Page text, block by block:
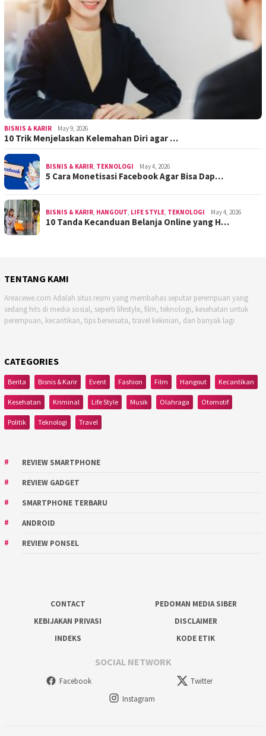
BISNIS & KARIR May 9, 2026
10 Trik Menjelaskan Kelemahan Diri agar …
BISNIS & KARIR, TEKNOLOGI May 4, 2026
5 Cara Monetisasi Facebook Agar Bisa Dap…
BISNIS & KARIR, HANGOUT, LIFE STYLE, TEKNOLOGI May 4, 2026
10 Tanda Kecanduan Belanja Online yang H…
TENTANG KAMI
Areacewe.com Adalah situs resmi yang membahas seputar perempuan yang
sedang hits di media sosial, seperti lifestyle, film, teknologi, kesehatan untuk
perempuan, kecantikan, tips berwisata, travel kekinian, dan banyak lagi
CATEGORIES
Berita Bisnis & Karir Event Fashion Film Hangout Kecantikan
Kesehatan Kriminal Life Style Musik Olahraga Otomotif
Politik Teknologi Travel
REVIEW SMARTPHONE
REVIEW GADGET
SMARTPHONE TERBARU
ANDROID
REVIEW PONSEL
CONTACT
PEDOMAN MEDIA SIBER
KEBIJAKAN PRIVASI
DISCLAIMER
INDEKS
KODE ETIK
SOCIAL NETWORK
Facebook
Twitter
Instagram